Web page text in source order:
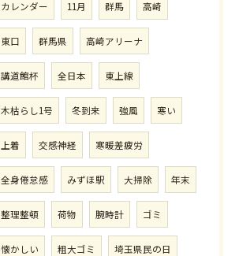
カレンダー 11月 群馬 高崎
東口 群馬県 高崎アリーナ
講道館杯 全日本 東上線
木枯らし1号 冬到来 強風 寒い
上着 交感神経 寒暖差疲労
全身倦怠感 みずほ駅 大掃除 年末
整理整頓 荷物 腕時計 ゴミ
懐かしい 粗大ゴミ 埼玉県民の日